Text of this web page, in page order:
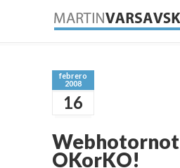
febrero
2008
16
Webhotornot
OKorKO!